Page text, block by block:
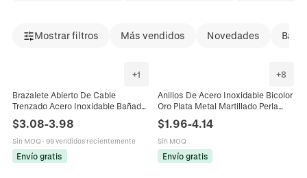
Mostrar filtros Más vendidos Novedades
+1
Brazalete Abierto De Cable
Trenzado Acero Inoxidable Bañado
En Oro 18K Perla Artificial Cristal
Metal Mixto Joyería Elegante Mujer
$3.08-3.98
Sin MOQ · 99 vendidos recientemente
Envío gratis
+8
Anillos De Acero Inoxidable Bicolor
Oro Plata Metal Martillado Perla
Artificial Sintética Ajustable Abierto
Joyas Para Mujeres
$1.96-4.14
Sin MOQ
Envío gratis